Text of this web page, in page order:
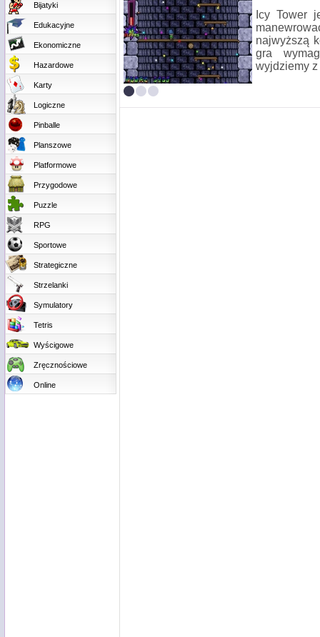
Bijatyki
Edukacyjne
Ekonomiczne
Hazardowe
Karty
Logiczne
Pinballe
Planszowe
Platformowe
Przygodowe
Puzzle
RPG
Sportowe
Strategiczne
Strzelanki
Symulatory
Tetris
Wyścigowe
Zręcznościowe
Online
Icy Tower
najwyższą
gra
wyjdziemy